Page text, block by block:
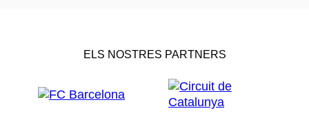
ELS NOSTRES PARTNERS